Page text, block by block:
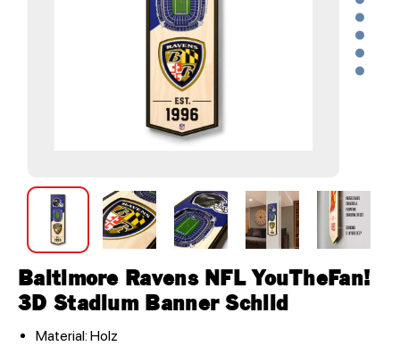
Baltimore Ravens NFL YouTheFan!
3D Stadium Banner Schild
Material: Holz